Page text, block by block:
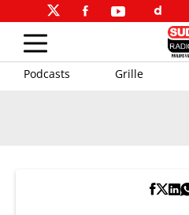
Podcasts Grille